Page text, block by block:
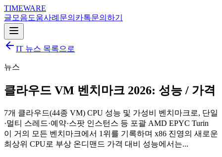
TIMEWARE
글 모음도움사례 문의 카톡문의하기
IT 뉴스 목록으로
뉴스
클라우드 VM 벤치마크 2026: 성능 / 가격
7개 클라우드(44종 VM) CPU 성능 및 가성비 벤치마크로, 단일
·멀티 스레드·예약·스팟 인스턴스 등 포괄 AMD EPYC Turin
이 거의 모든 벤치마크에서 1위를 기록하며 x86 진영의 새로운
최상위 CPU로 부상 온디맨드 가격 대비 성능에서는...